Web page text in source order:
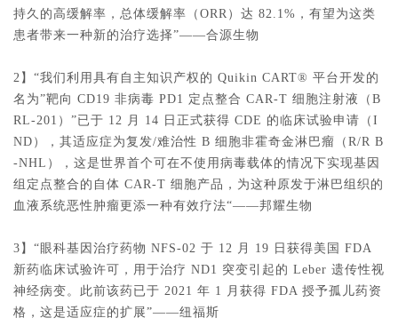
持久的高缓解率，总体缓解率（ORR）达 82.1%，有望为这类
患者带来一种新的治疗选择”——合源生物
2】“我们利用具有自主知识产权的 Quikin CART® 平台开发的
名为”靶向 CD19 非病毒 PD1 定点整合 CAR-T 细胞注射液（B
RL-201）”已于 12 月 14 日正式获得 CDE 的临床试验申请（I
ND），其适应症为复发/难治性 B 细胞非霍奇金淋巴瘤（R/R B
-NHL），这是世界首个可在不使用病毒载体的情况下实现基因
组定点整合的自体 CAR-T 细胞产品，为这种原发于淋巴组织的
血液系统恶性肿瘤更添一种有效疗法“——邦耀生物
3】“眼科基因治疗药物 NFS-02 于 12 月 19 日获得美国 FDA
新药临床试验许可，用于治疗 ND1 突变引起的 Leber 遗传性视
神经病变。此前该药已于 2021 年 1 月获得 FDA 授予孤儿药资
格，这是适应症的扩展”——纽福斯